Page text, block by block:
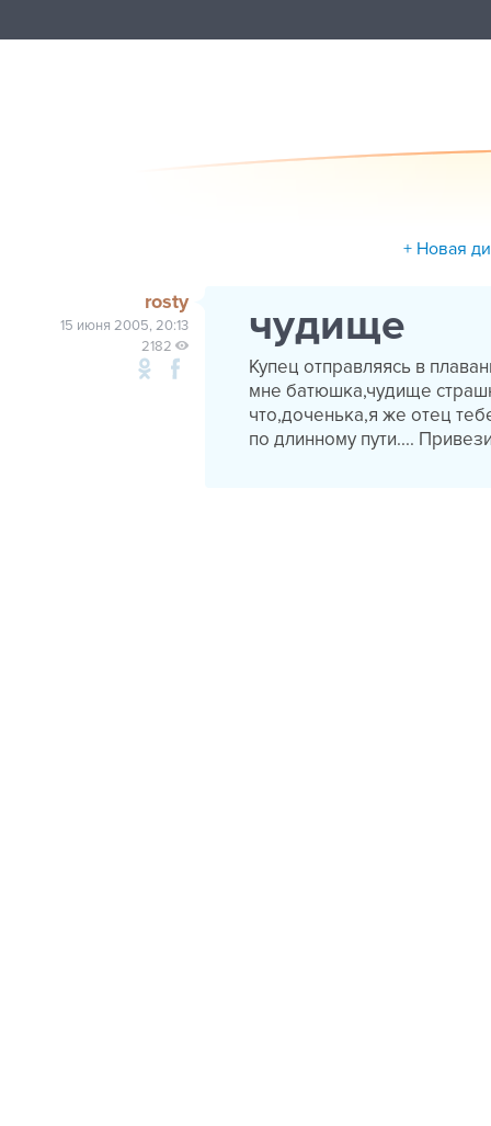
+ Новая
rosty
15 июня 2005, 20:13
2182
чудище
Купец отправляясь в
мне батюшка,чудище
что,доченька,я же отец
по длинному пути....